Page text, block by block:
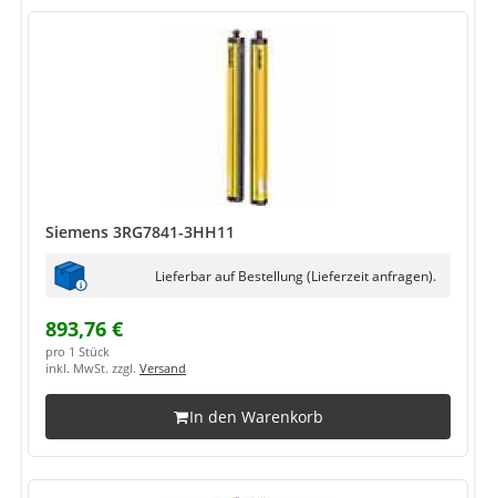
Siemens 3RG7841-3HH11
Lieferbar auf Bestellung (Lieferzeit anfragen).
893,76 €
pro 1 Stück
inkl. MwSt. zzgl. Versand
In den Warenkorb